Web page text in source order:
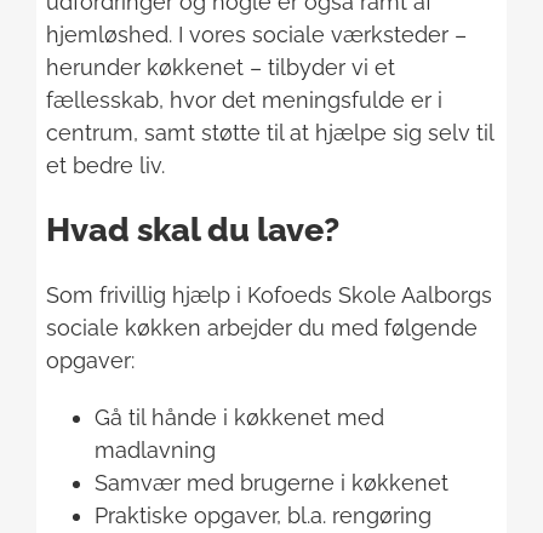
hjemløshed. I vores sociale værksteder –
herunder køkkenet – tilbyder vi et
fællesskab, hvor det meningsfulde er i
centrum, samt støtte til at hjælpe sig selv til
et bedre liv.
Hvad skal du lave?
Som frivillig hjælp i Kofoeds Skole Aalborgs
sociale køkken arbejder du med følgende
opgaver:
Gå til hånde i køkkenet med
madlavning
Samvær med brugerne i køkkenet
Praktiske opgaver, bl.a. rengøring